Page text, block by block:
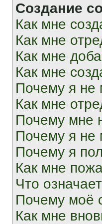
Создание
Как мне
Как мне
Как мне
Как мне
Почему я не
Как мне
Почему мне
Почему я не
Почему я
Как мне
Что
Почему моё
Как мне